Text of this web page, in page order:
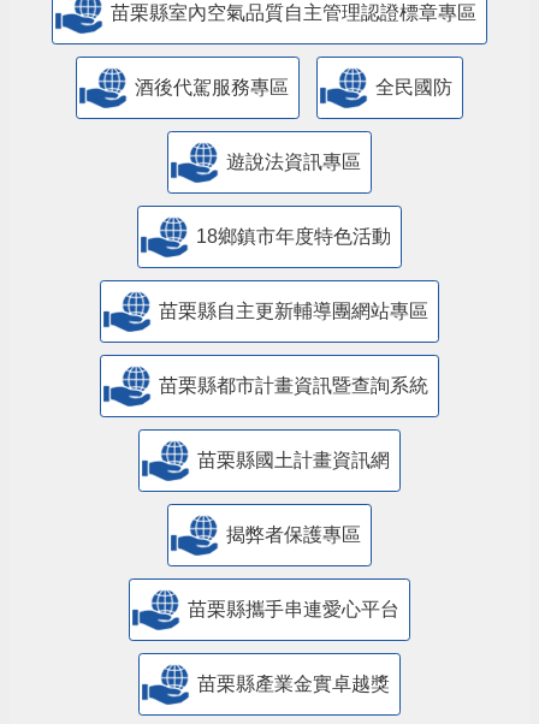
苗栗縣室內空氣品質自主管理認證標章專區
酒後代駕服務專區 全民國防
遊說法資訊專區
18鄉鎮市年度特色活動
苗栗縣自主更新輔導團網站專區
苗栗縣都市計畫資訊暨查詢系統
苗栗縣國土計畫資訊網
揭弊者保護專區
苗栗縣攜手串連愛心平台
苗栗縣產業金實卓越獎